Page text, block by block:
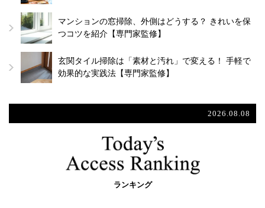
マンションの窓掃除、外側はどうする？ きれいを保
つコツを紹介【専門家監修】
玄関タイル掃除は「素材と汚れ」で変える！ 手軽で
効果的な実践法【専門家監修】
2026.08.08
ランキング